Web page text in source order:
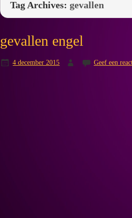
Tag Archives:gevallen
gevallen engel
4 december 2015 Geef een